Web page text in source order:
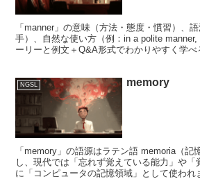
「manner」の意味（方法・態度・慣習）、
手）、自然な使い方（例：in a polite
ーリーと例文＋Q&A形式でわかりやすく学
NGSL memory
「memory」の語源はラテン語 memoria（記
し、現代では「忘れず覚えている能力」や「
に「コンピュータの記憶領域」として使われ